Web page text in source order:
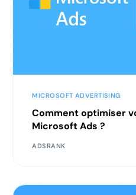
MICROSOFT ADVERTISING
Comment optimiser
Microsoft Ads ?
ADSRANK